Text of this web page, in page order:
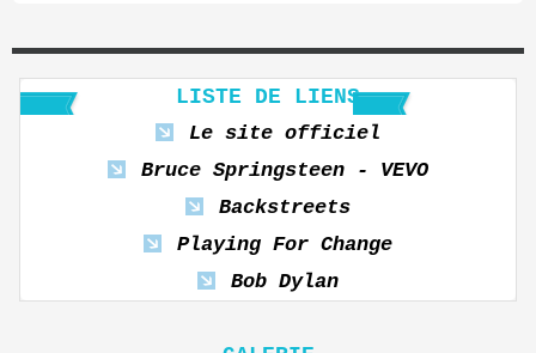
LISTE DE LIENS
Le site officiel
Bruce Springsteen - VEVO
Backstreets
Playing For Change
Bob Dylan